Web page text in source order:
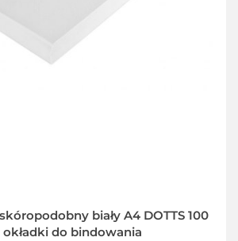
biały A4 DOTTS 100
okładki do bindowania